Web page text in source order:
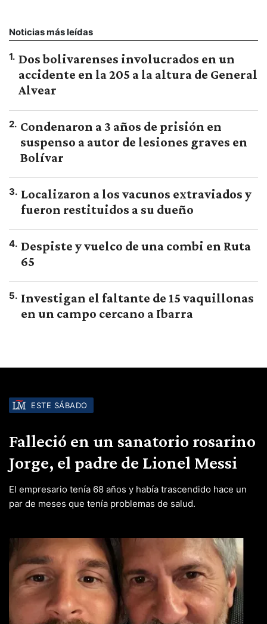
Noticias más leídas
1. Dos bolivarenses involucrados en un
accidente en la 205 a la altura de General
Alvear
2. Condenaron a 3 años de prisión en
suspenso a autor de lesiones graves en
Bolívar
3. Localizaron a los vacunos extraviados y
fueron restituidos a su dueño
4. Despiste y vuelco de una combi en Ruta
65
5. Investigan el faltante de 15 vaquillonas
en un campo cercano a Ibarra
ESTE SÁBADO
Falleció en un sanatorio rosarino
Jorge, el padre de Lionel Messi
El empresario tenía 68 años y había trascendido hace un
par de meses que tenía problemas de salud.